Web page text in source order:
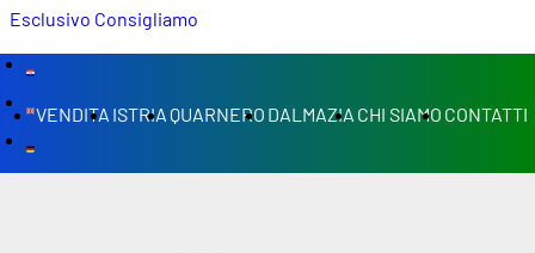
VENDITA ISTRIA QUARNERO DALMAZIA CHI SIAMO CONTATTI
Esclusivo Consigliamo